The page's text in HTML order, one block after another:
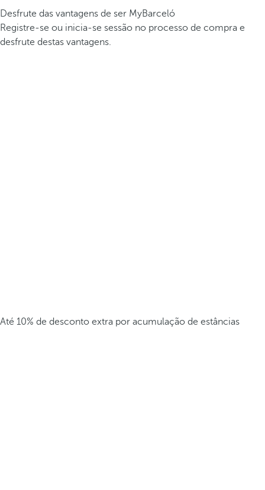
Desfrute das vantagens de ser MyBarceló
Registre-se ou inicia-se sessão no processo de compra e
desfrute destas vantagens.
Até 10% de desconto extra por acumulação de estâncias